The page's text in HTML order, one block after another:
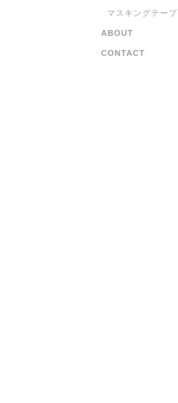
マスキングテープ
ABOUT
CONTACT